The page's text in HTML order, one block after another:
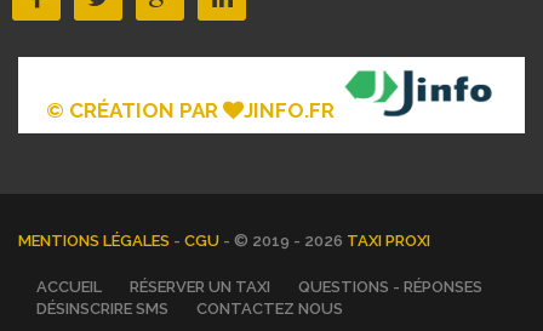
© CRÉATION PAR JINFO.FR
MENTIONS LÉGALES - CGU - © 2019 - 2026 TAXI PROXI
ACCUEIL RÉSERVER UN TAXI
QUESTIONS - RÉPONSES
DÉSINSCRIRE SMS
CONTACTEZ NOUS